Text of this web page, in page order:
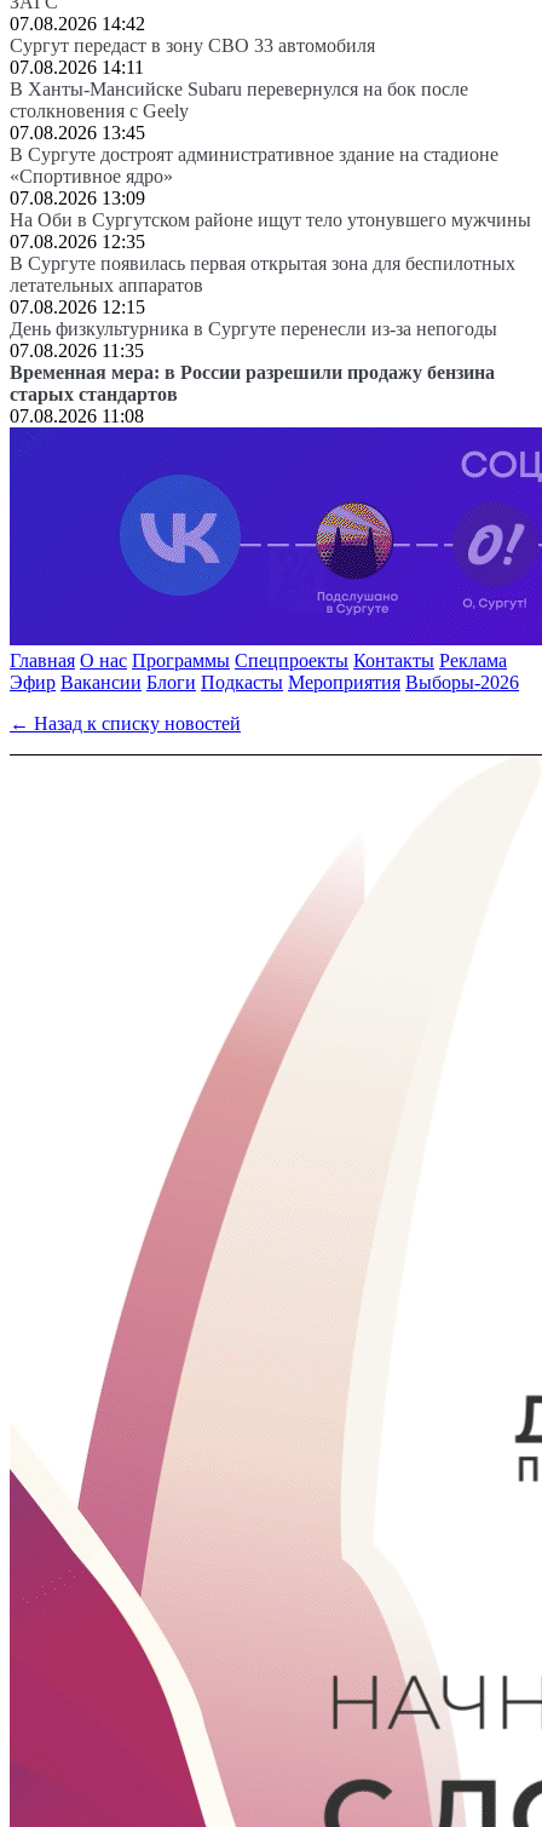
07.08.2026 14:42
Сургут передаст в зону СВО 33 автомобиля
07.08.2026 14:11
В Ханты-Мансийске Subaru перевернулся на бок после
столкновения с Geely
07.08.2026 13:45
В Сургуте достроят административное здание на стадионе
«Спортивное ядро»
07.08.2026 13:09
На Оби в Сургутском районе ищут тело утонувшего мужчины
07.08.2026 12:35
В Сургуте появилась первая открытая зона для беспилотных
летательных аппаратов
07.08.2026 12:15
День физкультурника в Сургуте перенесли из-за непогоды
07.08.2026 11:35
Временная мера: в России разрешили продажу бензина
старых стандартов
07.08.2026 11:08
Главная О нас Программы Спецпроекты Контакты Реклама
Эфир Вакансии Блоги Подкасты Мероприятия Выборы-2026
← Назад к списку новостей